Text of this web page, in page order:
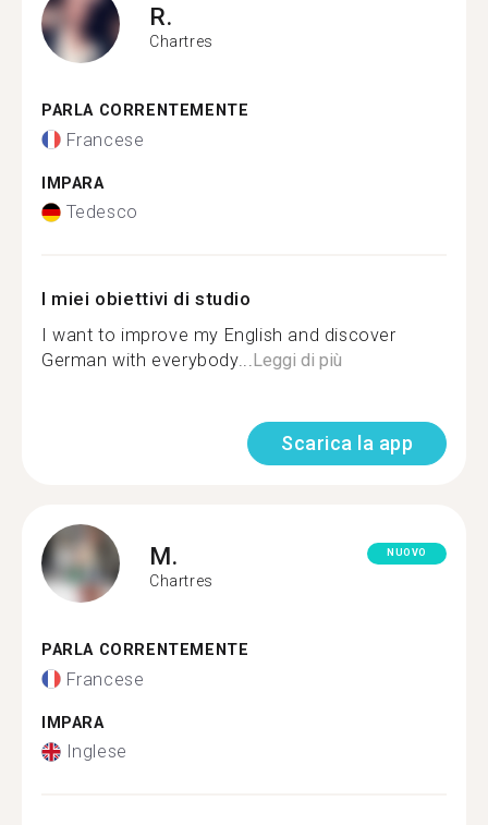
R.
Chartres
PARLA CORRENTEMENTE
Francese
IMPARA
Tedesco
I miei obiettivi di studio
I want to improve my English and discover
German with everybody...Leggi di più
Scarica la app
M.
Chartres
NUOVO
PARLA CORRENTEMENTE
Francese
IMPARA
Inglese